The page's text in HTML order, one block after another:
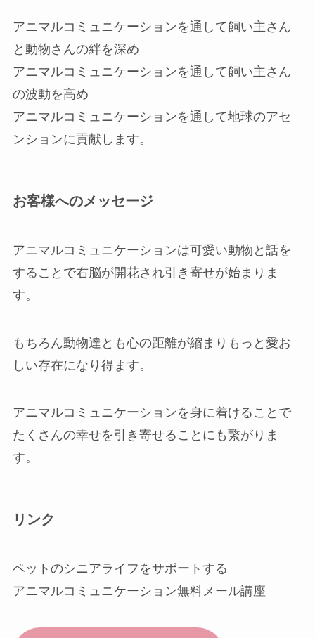
アニマルコミュニケーションを通して飼い主さん
と動物さんの絆を深め
アニマルコミュニケーションを通して飼い主さん
の波動を高め
アニマルコミュニケーションを通して地球のアセ
ンションに貢献します。
お客様へのメッセージ
アニマルコミュニケーションは可愛い動物と話を
することで右脳が開花され引き寄せが始まりま
す。
もちろん動物達とも心の距離が縮まりもっと愛お
しい存在になり得ます。
アニマルコミュニケーションを身に着けることで
たくさんの幸せを引き寄せることにも繋がりま
す。
リンク
ペットのシニアライフをサポートする
アニマルコミュニケーション無料メール講座